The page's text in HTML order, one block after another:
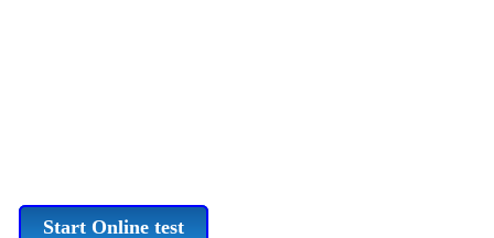
Start Online test